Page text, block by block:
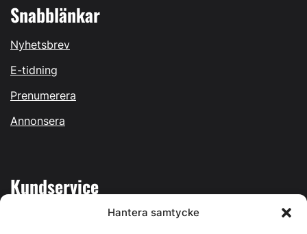
Hantera samtycke
Snabblänkar
Nyhetsbrev
E-tidning
Prenumerera
Annonsera
Kundservice